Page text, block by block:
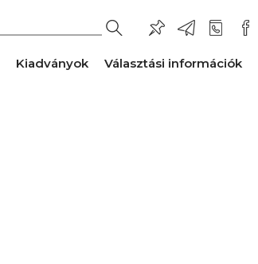
Kiadványok Választási információk